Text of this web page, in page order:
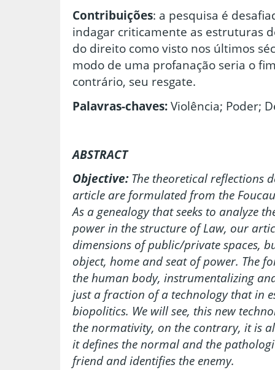
Contribuições: a pesquisa é
indagar criticamente as estruturas
do direito como visto nos últimos
modo de uma profanação seria o
contrário, seu resgate.
Palavras-chaves:Violência; Poder;
ABSTRACT
Objective:The theoretical reflections
article are formulated from the
As a genealogy that seeks to analyze
power in the structure of Law, our
dimensions of public/private spaces,
object, home and seat of power. The
the human body, instrumentalizing
just a fraction of a technology that in
biopolitics. We will see, this new
the normativity, on the contrary, it is
it defines the normal and the
friend and identifies the enemy.